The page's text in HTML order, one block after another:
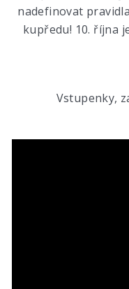
nadefinovat
kupředu! 10. října
Vstupenky,